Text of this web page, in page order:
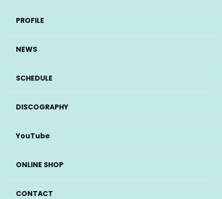
PROFILE
NEWS
SCHEDULE
DISCOGRAPHY
YouTube
ONLINE SHOP
CONTACT